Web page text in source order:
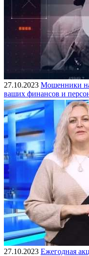
27.10.2023 Мошенники
ваших финансов и
27.10.2023 Ежегодная